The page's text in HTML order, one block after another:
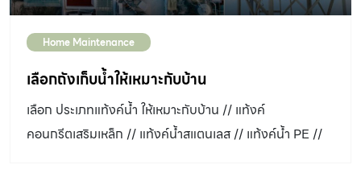
Home Maintenance
เลือกถังเก็บน้ำให้เหมาะกับบ้าน
เลือก ประเภทแท้งค์น้ำ ให้เหมาะกับบ้าน // แท้งค์
คอนกรีตเสริมเหล็ก // แท้งค์น้ำสแตนเลส // แท้งค์น้ำ PE //